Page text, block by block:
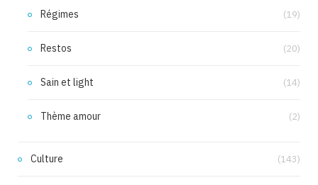
Régimes (19)
Restos (20)
Sain et light (14)
Thème amour (2)
Culture (143)